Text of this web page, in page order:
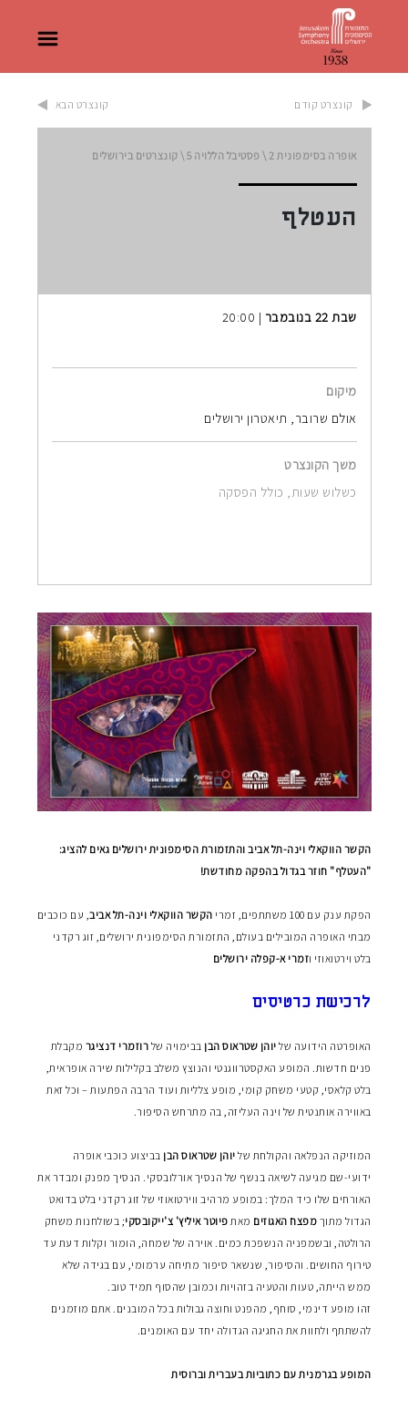
קונצרט קודם קונצרט הבא
אופרה בסימפונית2 \ פסטיבל הללויה קונצרטים בירושלים
העטלף
שבת 22 בנובמבר | 20:00
מיקום
אולם שרובר, תיאטרון ירושלים
משך הקונצרט
כשלוש שעות, כולל הפסקה
הקשר הווקאלי וינה-תל אביב והתזמורת הסימפונית ירושלים גאים להציג:
"העטלף" חוזר בגדול בהפקה מחודשת!
הפקת ענק עם 100 משתתפים, זמרי הקשר הווקאלי וינה-תל אביב, עם כוכבים
מבתי האופרה המובילים בעולם, התזמורת הסימפונית ירושלים, זוג רקדני
בלט וירטואוזי וזמרי א-קפלה ירושלים
לרכישת כרטיסים
האופרטה הידועה של יוהן שטראוס הבן בבימויה של רוזמרי דנציגר מקבלת
פנים חדשות. המופע האקסטרווגנטי והנוצץ משלב בקלילות שירה אופראית,
בלט קלאסי, קטעי משחק קומי, מופע צלליות ועוד הרבה הפתעות – וכל זאת
באווירה אותנטית של וינה העליזה, בה מתרחש הסיפור.
המוזיקה הנפלאה והקולחת של יוהן שטראוס הבן בביצוע כוכבי אופרה
ידועי-שם מגיעה לשיאה בנשף של הנסיך אורלובסקי. הנסיך מפנק ומבדר את
האורחים שלו כיד המלך: במופע מרהיב ווירטואוזי של זוג רקדני בלט בדואט
הגדול מתוך מפצח האגוזים מאת פיוטר איליץ' צ'ייקובסקי; בשולחנות משחק
הרולטה, ובשמפניה הנשפכת כמים. אוירה של שמחה, הומור וקלות דעת עד
טירוף החושים. והסיפור, שנשאר סיפור מתיחה ערמומי, עם בגידה שלא
ממש הייתה, טעות והטעיה בזהויות וכמובן שהסוף תמיד טוב.
זהו מופע דינמי, סוחף, מהפנט וחוצה גבולות בכל המובנים. אתם מוזמנים
להשתתף ולחוות את החגיגה הגדולה יחד עם האומנים.
המופע בגרמנית עם כתוביות בעברית וברוסית